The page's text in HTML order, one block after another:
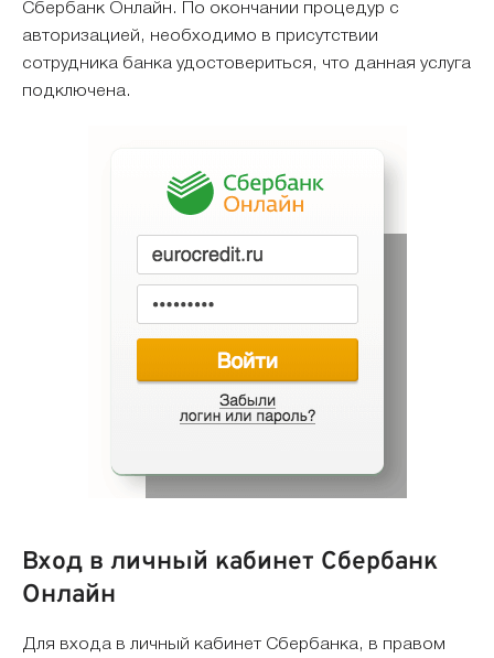
Сбербанк Онлайн. По окончании процедур с
авторизацией, необходимо в присутствии
сотрудника банка удостовериться, что данная услуга
подключена.
Вход в личный кабинет Сбербанк
Онлайн
Для входа в личный кабинет Сбербанка, в правом